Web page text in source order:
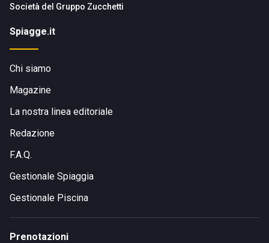
Società del Gruppo Zucchetti
Spiagge.it
Chi siamo
Magazine
La nostra linea editoriale
Redazione
F.A.Q.
Gestionale Spiaggia
Gestionale Piscina
Prenotazioni